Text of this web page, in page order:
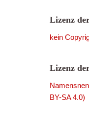
Lizenz
kein
Lizenz
BY-SA 4.0)